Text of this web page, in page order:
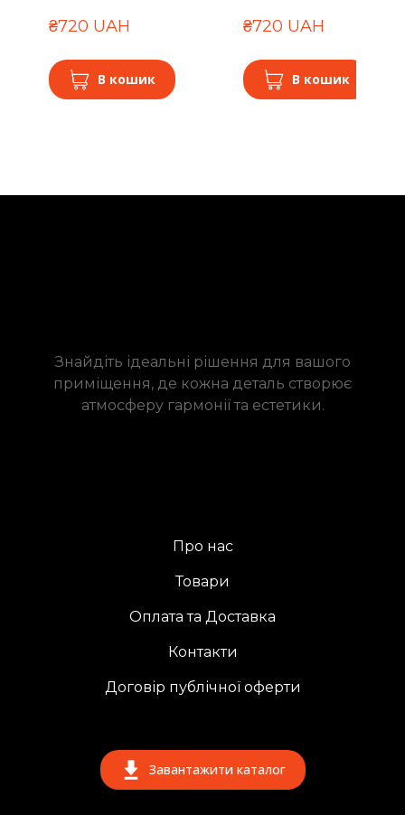
₴720 UAH
В кошик
₴720 UAH
В кошик
Знайдіть ідеальні рішення для вашого
приміщення, де кожна деталь створює
атмосферу гармонії та естетики.
Про нас
Товари
Оплата та Доставка
Контакти
Договір публічної оферти
Завантажити каталог